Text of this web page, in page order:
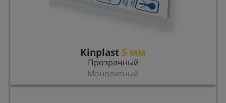
Kinplast 5 мм
Прозрачный
Монолитный